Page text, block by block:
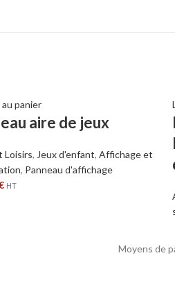
panier
aire de jeux
Loisirs, Jeux d'enfant, Affichage et
, Panneau d'affichage
HT
Moyens de